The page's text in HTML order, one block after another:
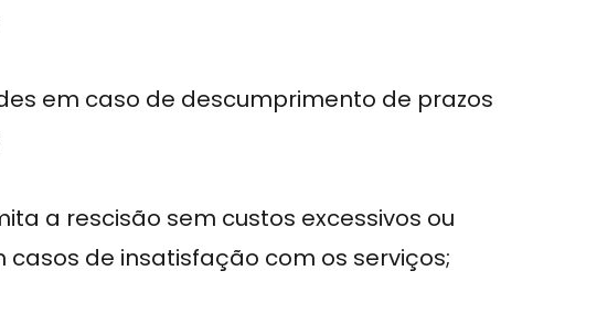
em caso de descumprimento de prazos
a rescisão sem custos excessivos ou
de insatisfação com os serviços;